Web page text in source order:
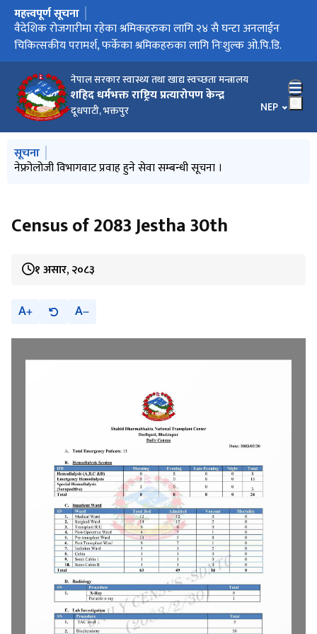
नेपाल सरकार स्वास्थ्य तथा खाद्य स्वच्छता मन्त्रालय
शहिद धर्मभक्त राष्ट्रिय प्रत्यारोपण केन्द्र
दूधपाटी, भक्तपुर भाषा चयन
NEP
मुख्य नेभिगेसनमा जानुहोस्
महत्त्वपूर्ण सूचना
आइतबार बिदा सम्बन्धी सूचना
वैदेशिक रोजगारीमा रहेका श्रमिकहरुका लागि २४ सै घन्टा अनलाईन
चिकित्सकीय परामर्श, फर्केका श्रमिकहरुका लागि निःशुल्क ओ.पि.डि.
विश्व मिर्गौला दिवसको अवसरमा शहीद धर्मभक्त राष्ट्रिय प्रत्यारोपण
केन्द्रद्वारा ‘मिर्गौला पद यात्रा’
वर्षमा एक पटक भए पनि मिर्गौला जाँच गराऔँ” स् स्वास्थ्य मन्त्री शर्मा
नेपालमा पहिलो पटक मस्तिष्क मृत व्यक्तिबाट प्राप्त मृगौला र कलेजोे एकै
व्यक्तिमा सफलतापूर्वक प्रत्यारोपण !!
मुख्य नेभिगेसनमा जानुहोस्
सूचना
बाल मृगौला रोग (Pediatric Nephrology) ओ.पि.डि. सेवा सूचारु गर्ने
नेफ्रोलोजी विभागवाट प्रवाह हुने सेवा सम्बन्धी सूचना ।
ट्रान्सप्लान्ट कोर्डिनेटर (छैठौं तह) को अन्तिम नतिजा प्रकाशन सम्बन्धी
स्टाफ नर्स (पाँचौं तह) को अन्तिम नतिजा प्रकाशन सम्बन्धी सूचना
रेडियोग्राफर (पाँचौं तह) को अन्तिम नतिजा प्रकाशन सम्बन्धी सूचना
Census of 2083 Jestha 30th
१ असार, २०८३
A A